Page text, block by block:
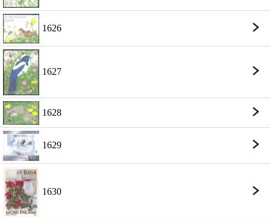
1626
1627
1628
1629
1630